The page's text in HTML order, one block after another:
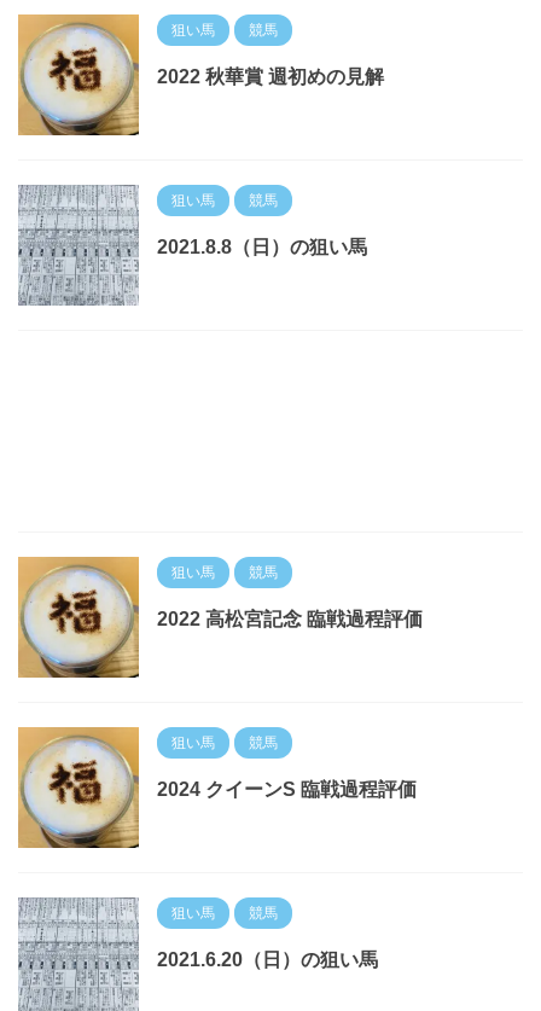
狙い馬 競馬
2022 秋華賞 週初めの見解
狙い馬 競馬
2021.8.8（日）の狙い馬
狙い馬 競馬
2022 高松宮記念 臨戦過程評価
狙い馬 競馬
2024 クイーンS 臨戦過程評価
狙い馬 競馬
2021.6.20（日）の狙い馬